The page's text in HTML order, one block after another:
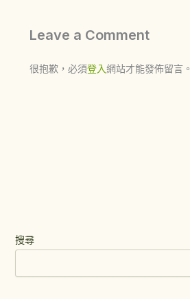
Leave a Comment
很抱歉，必須登入網站才能發佈留言。
搜尋